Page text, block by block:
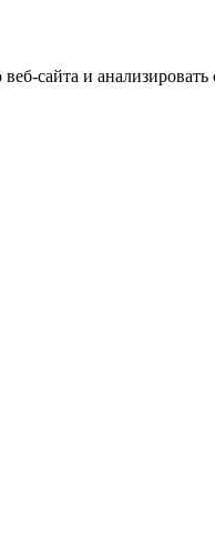
сайта и анализировать